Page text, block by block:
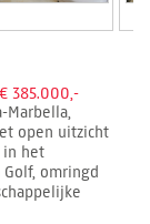
€ 385.000,-
Marbella,
open uitzicht
in het
omringd